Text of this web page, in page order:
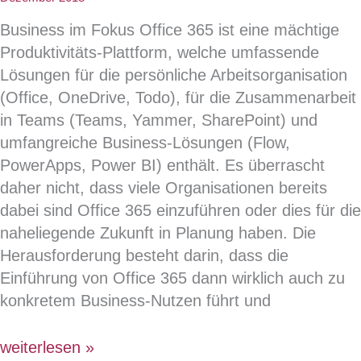
Business im Fokus Office 365 ist eine mächtige
Produktivitäts-Plattform, welche umfassende
Lösungen für die persönliche Arbeitsorganisation
(Office, OneDrive, Todo), für die Zusammenarbeit
in Teams (Teams, Yammer, SharePoint) und
umfangreiche Business-Lösungen (Flow,
PowerApps, Power BI) enthält. Es überrascht
daher nicht, dass viele Organisationen bereits
dabei sind Office 365 einzuführen oder dies für die
naheliegende Zukunft in Planung haben. Die
Herausforderung besteht darin, dass die
Einführung von Office 365 dann wirklich auch zu
konkretem Business-Nutzen führt und
Business-
weiterlesen »